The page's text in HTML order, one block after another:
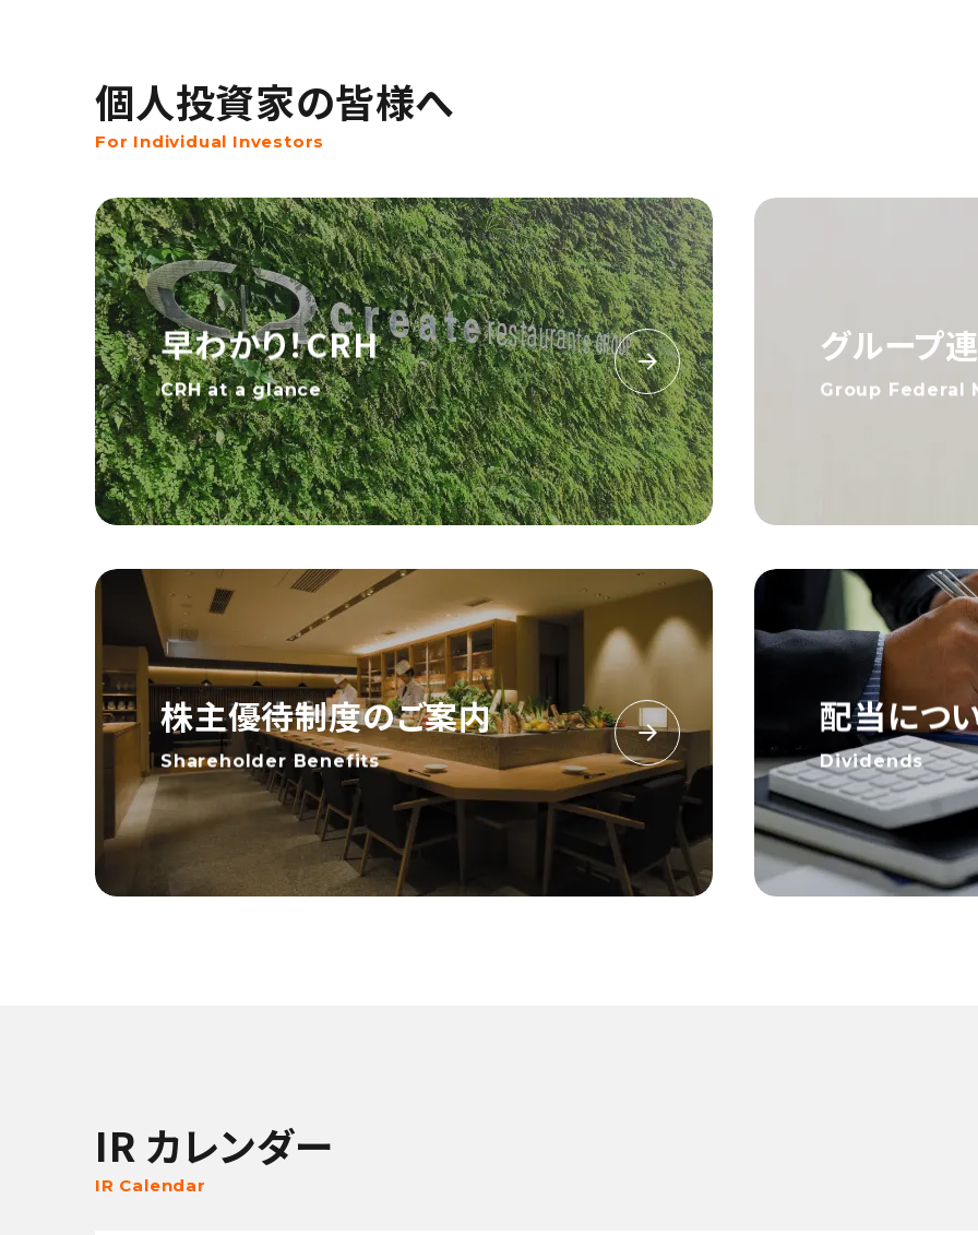
個人投資家の皆様へ
For Individual Investors
早わかり！CRH
CRH at a glance
グループ
Group Federal
株主優待制度のご案内
Shareholder Benefits
配当につ
Dividends
IR カレンダー
IR Calendar